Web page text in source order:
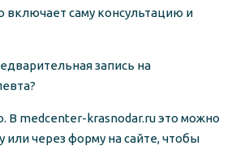
саму консультацию и
запись на
В medcenter-krasnodar.ru это можно
или через форму на сайте, чтобы